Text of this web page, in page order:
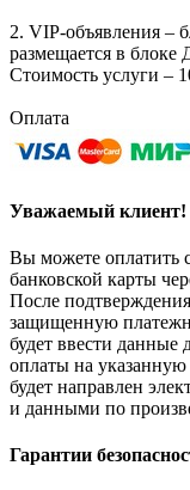
2. VIP-объявления –
размещается в блоке
Стоимость услуги –
Оплата
Уважаемый клиент!
Вы можете оплатить
банковской карты
После
защищенную
будет ввести данные
оплаты на
будет направлен
и данными по
Гарантии